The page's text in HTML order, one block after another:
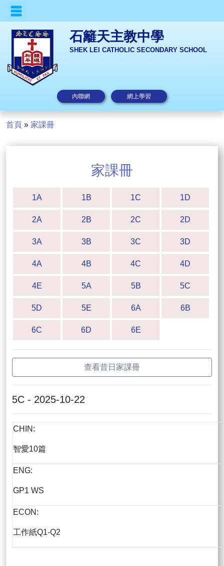
石籬天主教中學
SHEK LEI CATHOLIC SECONDARY SCHOOL
內聯網 網上學習
首頁 » 家課冊
家課冊
1A 1B 1C 1D
2A 2B 2C 2D
3A 3B 3C 3D
4A 4B 4C 4D
4E 5A 5B 5C
5D 5E 6A 6B
6C 6D 6E
查看昔日家課冊
5C - 2025-10-22
CHIN:
智愛10篇
ENG:
GP1 WS
ECON:
工作紙Q1-Q2